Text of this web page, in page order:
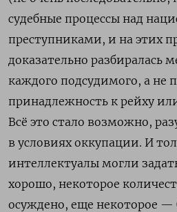
судебные процессы над
преступниками, и на этих
доказательно разбиралась
каждого подсудимого, а не
принадлежность к рейху
Всё это стало возможно,
в условиях оккупации. И
интеллектуалы могли
хорошо, некоторое
осуждено, еще некоторое —